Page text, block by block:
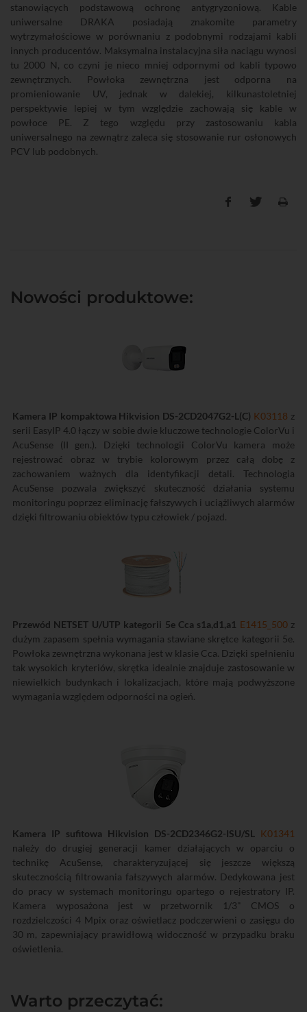
stanowiących podstawową ochronę antygryzoniową. Kable
uniwersalne DRAKA posiadają znakomite parametry
wytrzymałościowe w porównaniu z podobnymi rodzajami kabli
innych producentów. Maksymalna instalacyjna siła naciągu wynosi
tu 2000 N, co czyni je nieco mniej odpornymi od kabli typowo
zewnętrznych. Powłoka zewnętrzna jest odporna na
promieniowanie UV, jednak w dalekiej, kilkunastoletniej
perspektywie lepiej w tym względzie zachowają się kable w
powłoce PE. Z tego względu przy zastosowaniu kabla
uniwersalnego na zewnątrz zaleca się stosowanie rur osłonowych
PCV lub podobnych.
Nowości produktowe:
Kamera IP kompaktowa Hikvision DS-2CD2047G2-L(C) K03118 z
serii EasyIP 4.0 łączy w sobie dwie kluczowe technologie ColorVu i
AcuSense (II gen.). Dzięki technologii ColorVu kamera może
rejestrować obraz w trybie kolorowym przez całą dobę z
zachowaniem ważnych dla identyfikacji detali. Technologia
AcuSense pozwala zwiększyć skuteczność działania systemu
monitoringu poprzez eliminację fałszywych i uciążliwych alarmów
dzięki filtrowaniu obiektów typu człowiek / pojazd.
Przewód NETSET U/UTP kategorii 5e Cca s1a,d1,a1 E1415_500z
dużym zapasem spełnia wymagania stawiane skrętce kategorii 5e.
Powłoka zewnętrzna wykonana jest w klasie Cca. Dzięki spełnieniu
tak wysokich kryteriów, skrętka idealnie znajduje zastosowanie w
niewielkich budynkach i lokalizacjach, które mają podwyższone
wymagania względem odporności na ogień.
Kamera IP sufitowa Hikvision DS-2CD2346G2-ISU/SL
K01341
należy do drugiej generacji kamer działających w oparciu o
technikę AcuSense, charakteryzującej się jeszcze większą
skutecznością filtrowania fałszywych alarmów. Dedykowana jest
do pracy w systemach monitoringu opartego o rejestratory IP.
Kamera wyposażona jest w przetwornik 1/3" CMOS o
rozdzielczości 4 Mpix oraz oświetlacz podczerwieni o zasięgu do
30 m, zapewniający prawidłową widoczność w przypadku braku
oświetlenia.
Warto przeczytać: